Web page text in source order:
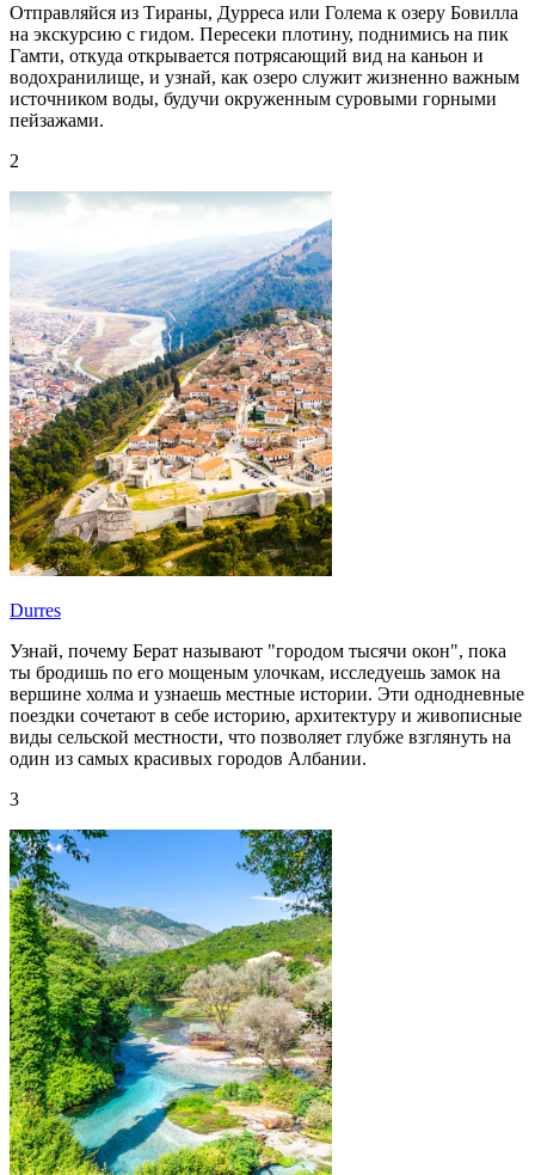
Отправляйся из Тираны, Дурреса или Голема к озеру Бовилла
на экскурсию с гидом. Пересеки плотину, поднимись на пик
Гамти, откуда открывается потрясающий вид на каньон и
водохранилище, и узнай, как озеро служит жизненно важным
источником воды, будучи окруженным суровыми горными
пейзажами.
2
Durres
Узнай, почему Берат называют "городом тысячи окон", пока
ты бродишь по его мощеным улочкам, исследуешь замок на
вершине холма и узнаешь местные истории. Эти однодневные
поездки сочетают в себе историю, архитектуру и живописные
виды сельской местности, что позволяет глубже взглянуть на
один из самых красивых городов Албании.
3